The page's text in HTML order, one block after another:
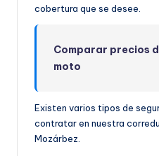
cobertura que se desee.
Comparar precios
moto
Existen varios tipos de
contratar en nuestra
Mozárbez.